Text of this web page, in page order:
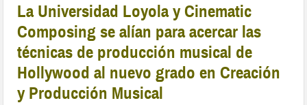
La Universidad Loyola y Cinematic
Composing se alían para acercar las
técnicas de producción musical de
Hollywood al nuevo grado en Creación
y Producción Musical